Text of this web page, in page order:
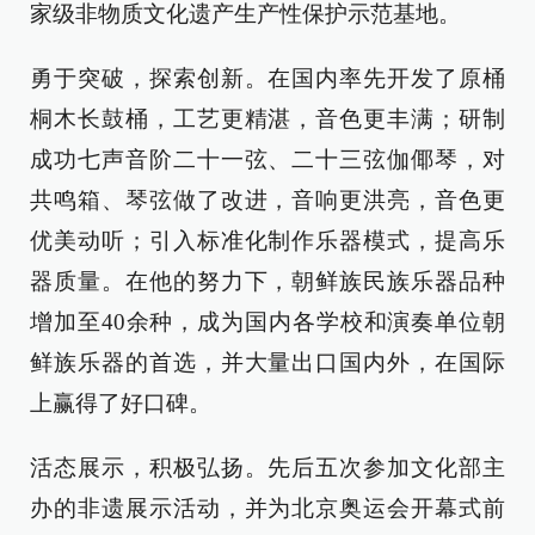
家级非物质文化遗产生产性保护示范基地。
勇于突破，探索创新。在国内率先开发了原桶
桐木长鼓桶，工艺更精湛，音色更丰满；研制
成功七声音阶二十一弦、二十三弦伽倻琴，对
共鸣箱、琴弦做了改进，音响更洪亮，音色更
优美动听；引入标准化制作乐器模式，提高乐
器质量。在他的努力下，朝鲜族民族乐器品种
增加至40余种，成为国内各学校和演奏单位朝
鲜族乐器的首选，并大量出口国内外，在国际
上赢得了好口碑。
活态展示，积极弘扬。先后五次参加文化部主
办的非遗展示活动，并为北京奥运会开幕式前